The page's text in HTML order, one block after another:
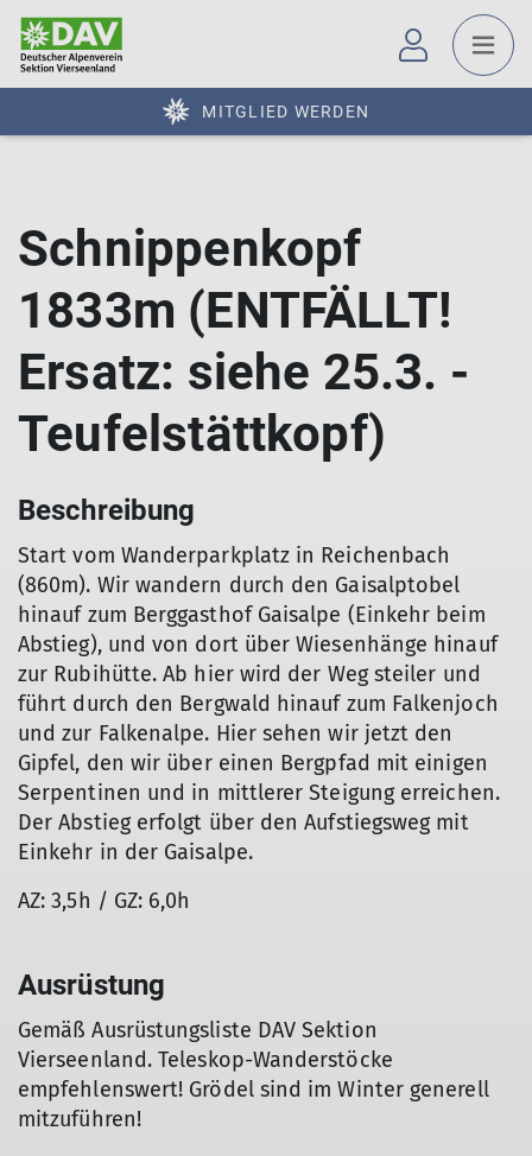
MITGLIED WERDEN
Schnippenkopf
1833m (ENTFÄLLT!
Ersatz: siehe 25.3. -
Teufelstättkopf)
Beschreibung
Start vom Wanderparkplatz in Reichenbach
(860m). Wir wandern durch den Gaisalptobel
hinauf zum Berggasthof Gaisalpe (Einkehr beim
Abstieg), und von dort über Wiesenhänge hinauf
zur Rubihütte. Ab hier wird der Weg steiler und
führt durch den Bergwald hinauf zum Falkenjoch
und zur Falkenalpe. Hier sehen wir jetzt den
Gipfel, den wir über einen Bergpfad mit einigen
Serpentinen und in mittlerer Steigung erreichen.
Der Abstieg erfolgt über den Aufstiegsweg mit
Einkehr in der Gaisalpe.
AZ: 3,5h / GZ: 6,0h
Ausrüstung
Gemäß Ausrüstungsliste DAV Sektion
Vierseenland. Teleskop-Wanderstöcke
empfehlenswert! Grödel sind im Winter generell
mitzuführen!